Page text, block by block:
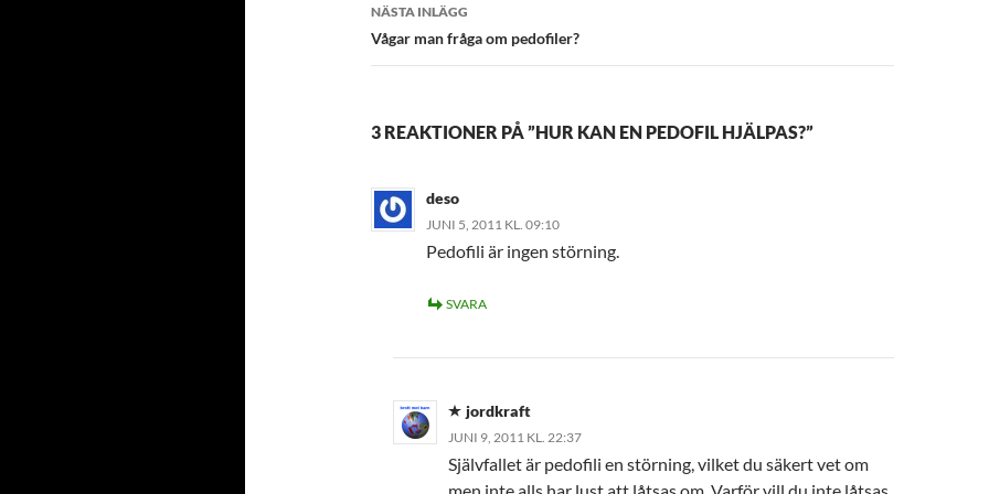
NÄSTA INLÄGG
Vågar man fråga om pedofiler?
3 REAKTIONER PÅ ”HUR KAN EN PEDOFIL HJÄLPAS?”
deso
JUNI 5, 2011 KL. 09:10
Pedofili är ingen störning.
SVARA
jordkraft
JUNI 9, 2011 KL. 22:37
Självfallet är pedofili en störning, vilket du säkert vet om